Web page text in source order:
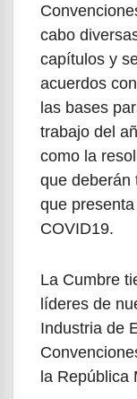
cabo
capítulos y
acuerdos
las bases
trabajo del
como la
que deberán
que
COVID19.
La Cumbre
líderes de
Industria de
la República